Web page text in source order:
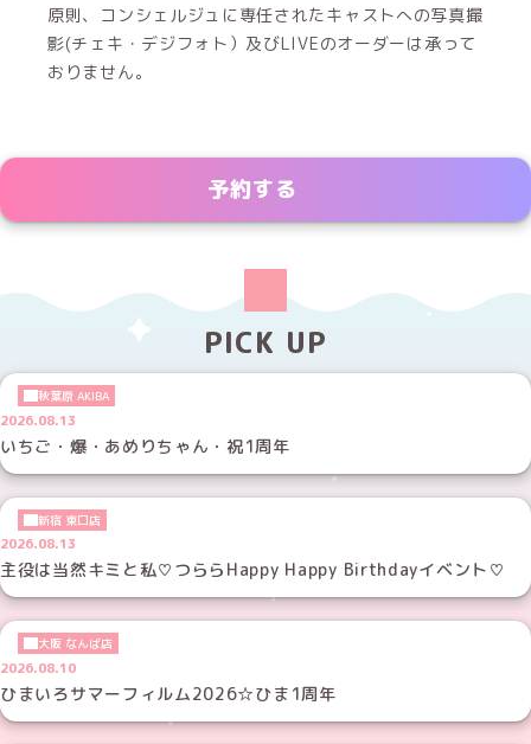
原則、コンシェルジュに専任されたキャストへの写真撮
影(チェキ・デジフォト）及びLIVEのオーダーは承って
おりません。
予約する
PICK UP
秋葉原 AKIBA
2026.08.13
いちご・爆・あめりちゃん・祝1周年
新宿 東口店
2026.08.13
主役は当然キミと私♡つららHappy Happy Birthdayイベント♡
大阪 なんば店
2026.08.10
ひまいろサマーフィルム2026☆ひま1周年